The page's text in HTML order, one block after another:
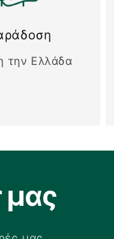
την Ελλάδα
μας